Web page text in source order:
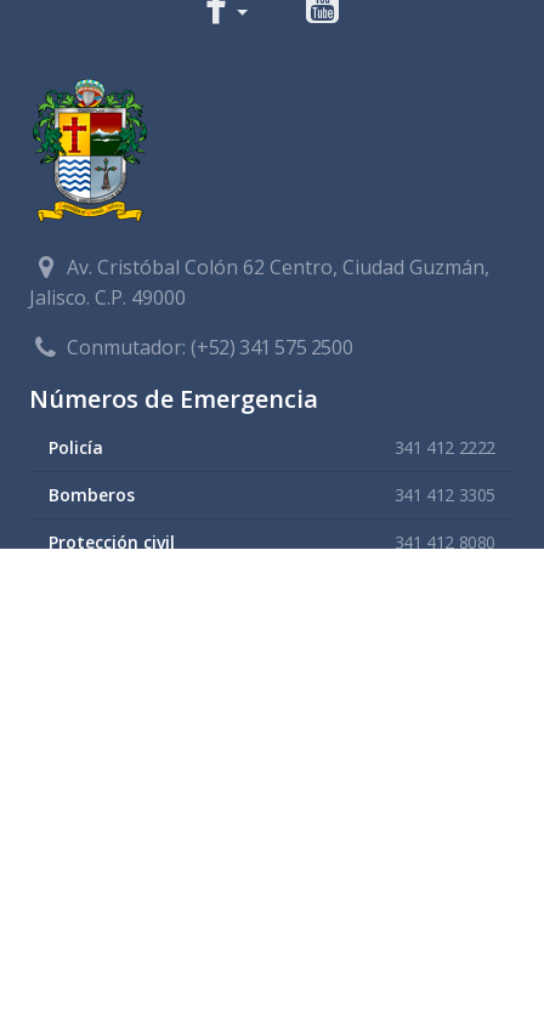
Av. Cristóbal Colón 62 Centro, Ciudad Guzmán,
Jalisco. C.P. 49000
Conmutador:(+52) 341 575 2500
Números de Emergencia
Policía 341 412 2222
Bomberos 341 412 3305
Protección civil
341 412 8080